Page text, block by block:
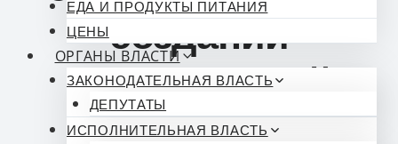
ЕДА И ПРОДУКТЫ ПИТАНИЯ
ЦЕНЫ
ОРГАНЫ ВЛАСТИ
ЗАКОНОДАТЕЛЬНАЯ ВЛАСТЬ
ДЕПУТАТЫ
ИСПОЛНИТЕЛЬНАЯ ВЛАСТЬ
создании
госпитальной
школы в ДНР